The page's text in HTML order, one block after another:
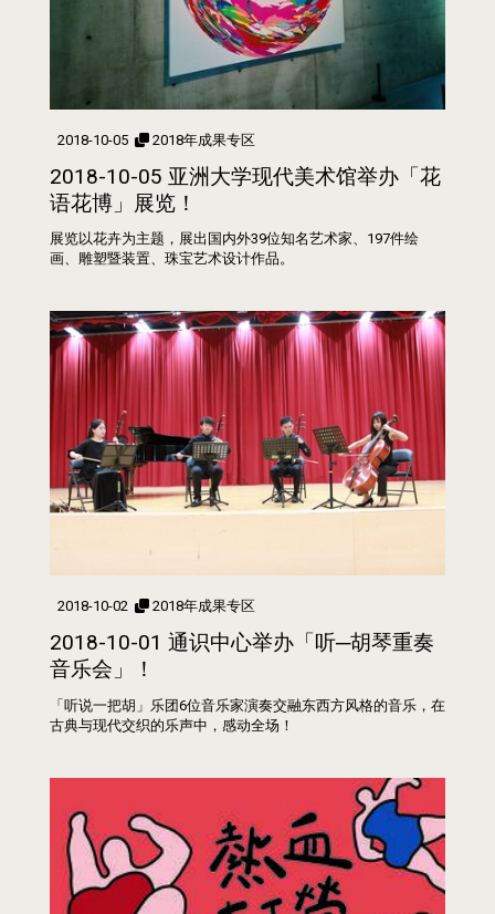
2018-10-05 2018年成果专区
2018-10-05 亚洲大学现代美术馆举办「花
语花博」展览！
展览以花卉为主题，展出国内外39位知名艺术家、197件绘
画、雕塑暨装置、珠宝艺术设计作品。
2018-10-02 2018年成果专区
2018-10-01 通识中心举办「听─胡琴重奏
音乐会」！
「听说一把胡」乐团6位音乐家演奏交融东西方风格的音乐，在
古典与现代交织的乐声中，感动全场！